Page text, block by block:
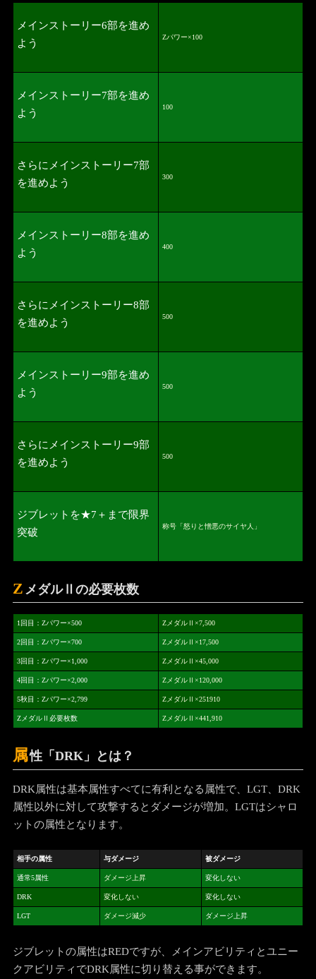
メインストーリー6部を進め
よう
Zパワー×100
メインストーリー7部を進め
よう
100
さらにメインストーリー7部
を進めよう
300
メインストーリー8部を進め
よう
400
さらにメインストーリー8部
を進めよう
500
メインストーリー9部を進め
よう
500
さらにメインストーリー9部
を進めよう
500
ジブレットを★7＋まで限界
突破
称号「怒りと憎悪のサイヤ人」
Z メダルⅡの必要枚数
1回目：Zパワー×500 ZメダルⅡ×7,500
2回目：Zパワー×700 ZメダルⅡ×17,500
3回目：Zパワー×1,000 ZメダルⅡ×45,000
4回目：Zパワー×2,000 ZメダルⅡ×120,000
5秋目：Zパワー×2,799 ZメダルⅡ×251910
ZメダルⅡ必要枚数 ZメダルⅡ×441,910
属性「DRK」とは？
DRK属性は基本属性すべてに有利となる属性で、LGT、DRK
属性以外に対して攻撃するとダメージが増加。LGTはシャロ
ットの属性となります。
相手の属性 与ダメージ 被ダメージ
通常5属性 ダメージ上昇 変化しない
DRK 変化しない 変化しない
LGT ダメージ減少 ダメージ上昇
ジブレットの属性はREDですが、メインアビリティとユニー
クアビリティでDRK属性に切り替える事ができます。